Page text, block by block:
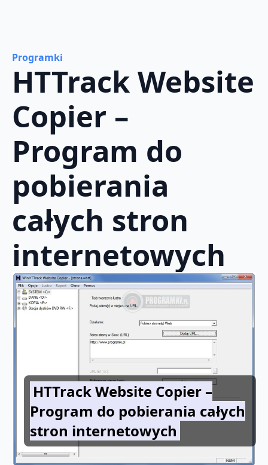
Programki
HTTrack Website
Copier –
Program do
pobierania
całych stron
internetowych
HTTrack Website Copier –
Program do pobierania całych
stron internetowych